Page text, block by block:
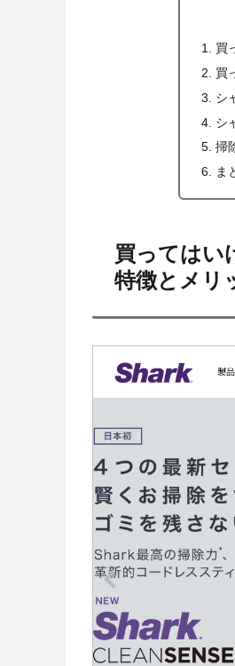
買
買
シ
シ
掃
ま
買ってはい
特徴とメリ